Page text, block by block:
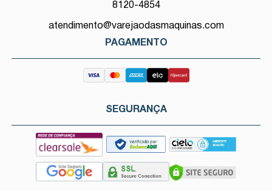
8120-4854
atendimento@varejaodasmaquinas.com
PAGAMENTO
SEGURANÇA